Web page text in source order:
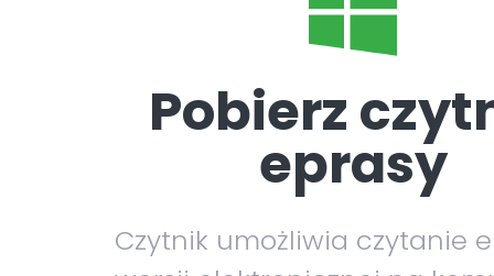
Pobierz
eprasy
Czytnik umożliwia czytanie